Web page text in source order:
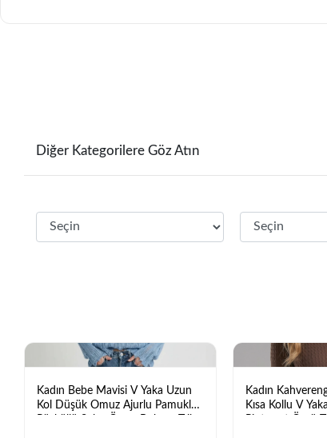
Diğer Kategorilere Göz Atın
Kadın Bebe Mavisi V Yaka Uzun
Kol Düşük Omuz Ajurlu Pamuklu
Kadın
Kısa Kollu V